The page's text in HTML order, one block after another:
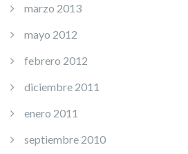
marzo 2013
mayo 2012
febrero 2012
diciembre 2011
enero 2011
septiembre 2010